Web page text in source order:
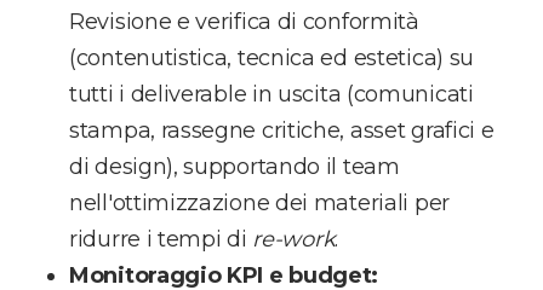
Revisione e verifica di conformità
(contenutistica, tecnica ed estetica) su
tutti i deliverable in uscita (comunicati
stampa, rassegne critiche, asset grafici e
di design), supportando il team
nell'ottimizzazione dei materiali per
ridurre i tempi di re-work.
Monitoraggio KPI e budget: